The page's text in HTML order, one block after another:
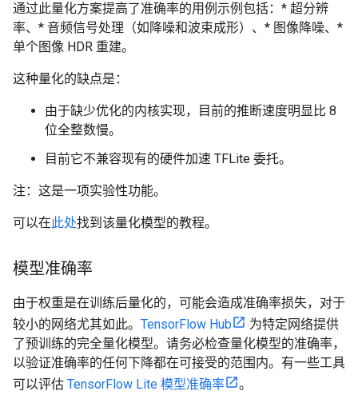
通过此量化方案提高了准确率的用例示例包括：* 超分辨
率、* 音频信号处理（如降噪和波束成形）、* 图像降噪、*
单个图像 HDR 重建。
这种量化的缺点是：
由于缺少优化的内核实现，目前的推断速度明显比 8
位全整数慢。
目前它不兼容现有的硬件加速 TFLite 委托。
注：这是一项实验性功能。
可以在此处找到该量化模型的教程。
模型准确率
由于权重是在训练后量化的，可能会造成准确率损失，对于
较小的网络尤其如此。 TensorFlow Hub
为特定网络提供
了预训练的完全量化模型。请务必检查量化模型的准确率，
以验证准确率的任何下降都在可接受的范围内。有一些工具
可以评估 TensorFlow Lite 模型准确率 。